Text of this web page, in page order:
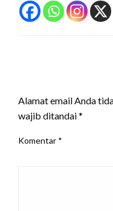
Alamat email Anda
wajib ditandai*
Komentar *